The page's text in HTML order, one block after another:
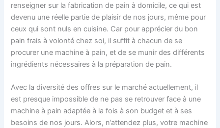
renseigner sur la fabrication de pain à domicile, ce qui est
devenu une réelle partie de plaisir de nos jours, même pour
ceux qui sont nuls en cuisine. Car pour apprécier du bon
pain frais à volonté chez soi, il suffit à chacun de se
procurer une machine à pain, et de se munir des différents
ingrédients nécessaires à la préparation de pain.
Avec la diversité des offres sur le marché actuellement, il
est presque impossible de ne pas se retrouver face à une
machine à pain adaptée à la fois à son budget et à ses
besoins de nos jours. Alors, n’attendez plus, votre machine